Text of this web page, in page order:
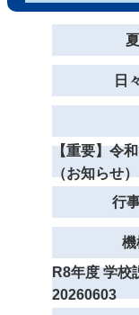
日
【重要】令
（お知らせ）
行
R8年度 学
20260603